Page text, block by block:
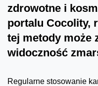
zdrowotne i
portalu Cocolity,
tej metody może
widoczność
Regularne stosowanie